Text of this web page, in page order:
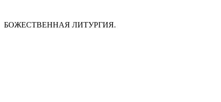
БОЖЕСТВЕННАЯ ЛИТУРГИЯ.